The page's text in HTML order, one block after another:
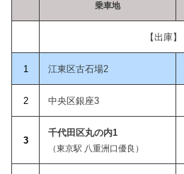
乗車地
【出庫】
1 江東区古石場2
2 中央区銀座3
3
千代田区丸の内1
（東京駅 八重洲口優良）